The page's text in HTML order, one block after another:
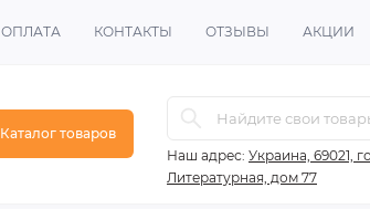
ОПЛАТА КОНТАКТЫ ОТЗЫВЫ АКЦИИ
Каталог товаров
Наш адрес: Украина, 69021,
Литературная, дом 77